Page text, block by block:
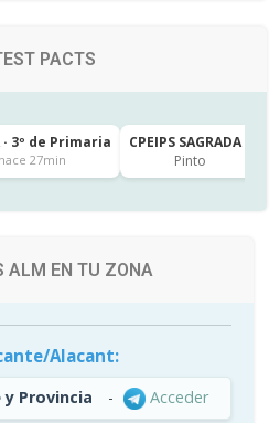
PACTS
· 3º de Primaria
hace 27min
CPEIPS SAGRADA
Pinto
ALM EN TU ZONA
Alacant:
Provincia - Acceder